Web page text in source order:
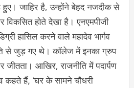
जाहिर है, उन्होंने बेहद नजदीक से
होते देखा है। एनएमपीजी
हासिल करने वाले महादेव भार्गव
से जुड़ गए थे। कॉलेज में इनका ग्रुप
आखिर, राजनीति में पदार्पण
कहते हैं, ‘घर के सामने चौधरी